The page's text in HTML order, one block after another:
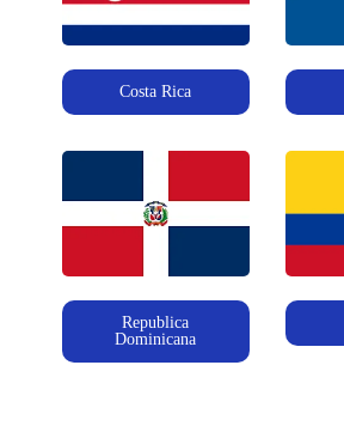
Costa Rica
Republica
Dominicana